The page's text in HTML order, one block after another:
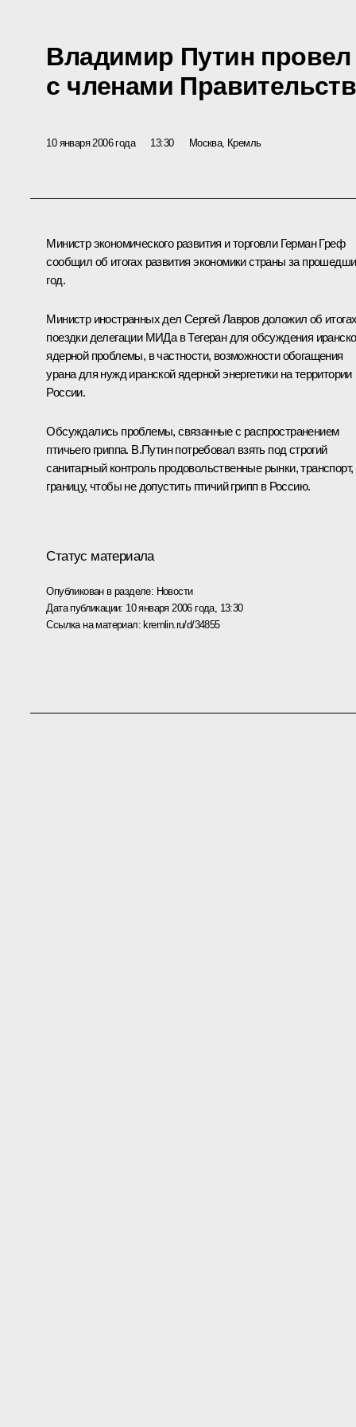
Владимир Путин
с членами
10 января 2006 года 13:30 Москва, Кремль
Министр экономического развития и торговли Герман Греф
сообщил об итогах развития экономики страны за
год.
Министр иностранных дел Сергей Лавров доложил об
поездки делегации МИДа в Тегеран для обсуждения
ядерной проблемы, в частности, возможности обогащения
урана для нужд иранской ядерной энергетики на территории
России.
Обсуждались проблемы, связанные с распространением
птичьего гриппа. В.Путин потребовал взять под строгий
санитарный контроль продовольственные рынки, транспорт,
границу, чтобы не допустить птичий грипп в Россию.
Статус материала
Опубликован в разделе: Новости
Дата публикации: 10 января 2006 года, 13:30
Ссылка на материал:kremlin.ru/d/34855